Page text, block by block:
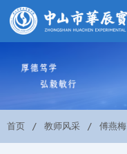
首页 教师风采 傅燕梅